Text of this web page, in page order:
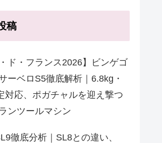
稿
・ド・フランス2026】ビンゲゴ
ーベロS5徹底解析｜6.8kg・
対応、ポガチャルを迎え撃つ
ンツールマシン
徹底分析｜SL8との違い、